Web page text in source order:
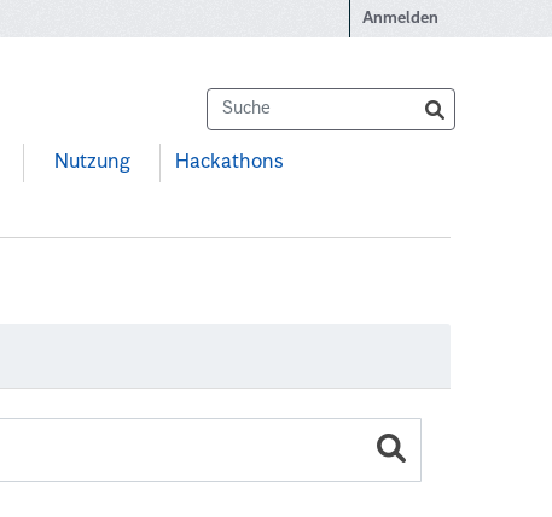
Anmelden
Nutzung Hackathons